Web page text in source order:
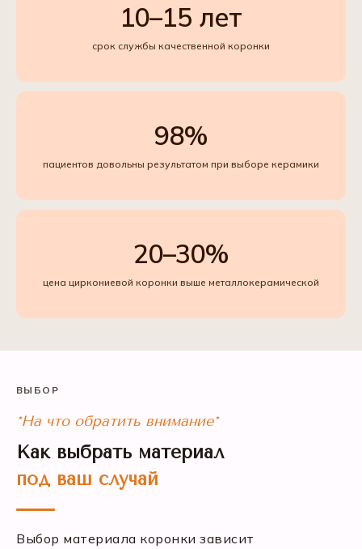
10–15 лет
срок службы качественной коронки
98%
пациентов довольны результатом при выборе керамики
20–30%
цена циркониевой коронки выше металлокерамической
ВЫБОР
*На что обратить внимание*
Как выбрать материал
под ваш случай
Выбор материала коронки зависит